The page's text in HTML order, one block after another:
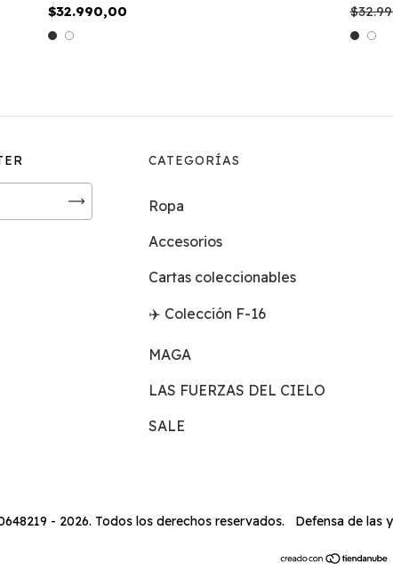
$32.990,00
CATEGORÍAS
Ropa
Accesorios
Cartas coleccionables
✈️ Colección F-16
MAGA
LAS FUERZAS DEL CIELO
SALE
- 2026. Todos los derechos reservados. Defensa de las